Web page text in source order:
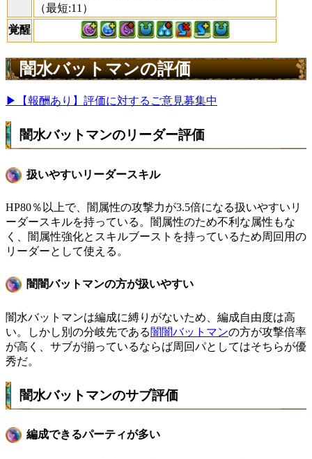
（最短:11）
覚醒
闇水バットマンの評価
▶【報酬あり】評価に対するご意見募集中
闇水バットマンのリーダー評価
扱いやすいリーダースキル
HP80％以上で、闇属性の攻撃力が3.5倍になる扱いやすいリ
ーダースキルを持っている。闇属性のため不利な属性もな
く、闇属性強化とスキルブーストを持っているため周回用の
リーダーとして使える。
闇闇バットマンの方が扱いやすい
闇水バットマンは編成に縛りがないため、編成自由度は高
い。しかし別の分岐先である闇闇バットマンの方が攻撃倍率
が高く、サブが揃っているならば周回パとしてはそちらが優
秀だ。
闇水バットマンのサブ評価
編成できるパーティが多い